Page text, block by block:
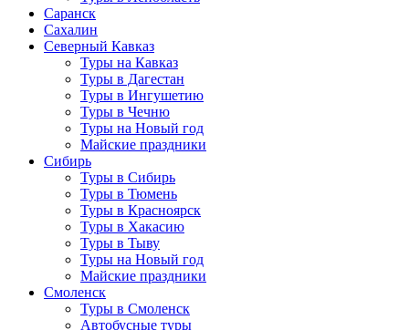
Саранск
Сахалин
Северный Кавказ
Туры на Кавказ
Туры в Дагестан
Туры в Ингушетию
Туры в Чечню
Туры на Новый год
Майские праздники
Сибирь
Туры в Сибирь
Туры в Тюмень
Туры в Красноярск
Туры в Хакасию
Туры в Тыву
Туры на Новый год
Майские праздники
Смоленск
Туры в Смоленск
Автобусные туры